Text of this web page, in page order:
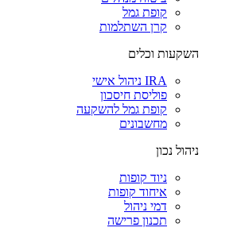
קופת גמל
קרן השתלמות
השקעות וכלים
IRA ניהול אישי
פוליסת חיסכון
קופת גמל להשקעה
מחשבונים
ניהול נכון
ניוד קופות
איחוד קופות
דמי ניהול
תכנון פרישה